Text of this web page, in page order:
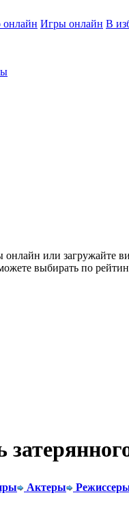
онлайн Игры онлайн В
или загружайте
выбирать по
Актеры